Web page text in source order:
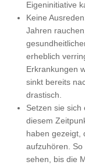
Eigeninitiative
Keine
Jahren
erheblich
Erkrankungen
sinkt bereits
drastisch.
Setzen sie
diesem
haben gezeigt,
aufzuhören.
sehen, bis die